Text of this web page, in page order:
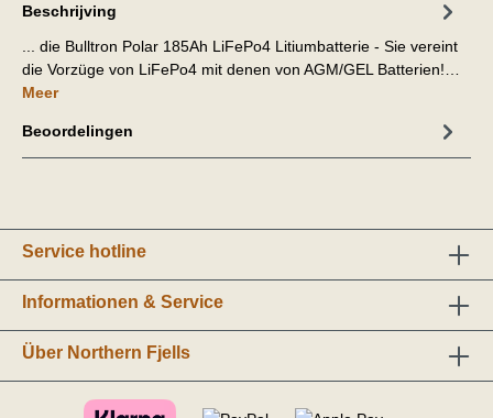
Beschrijving
... die Bulltron Polar 185Ah LiFePo4 Litiumbatterie - Sie vereint
die Vorzüge von LiFePo4 mit denen von AGM/GEL Batterien!…
Meer
Beoordelingen
Service hotline
Informationen & Service
Über Northern Fjells